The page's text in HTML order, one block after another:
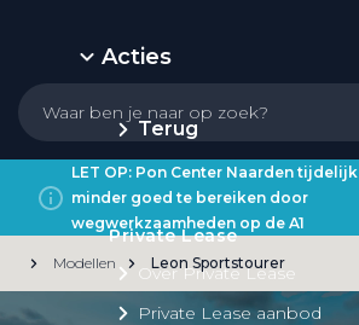
Acties
Terug
Private Lease
Over Private Lease
Private Lease aanbod
LET OP: Pon Center Naarden tijdelijk
minder goed te bereiken door
wegwerkzaamheden op de A1
Modellen Leon Sportstourer